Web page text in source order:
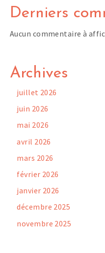
Derniers
Aucun commentaire à
Archives
juillet 2026
juin 2026
mai 2026
avril 2026
mars 2026
février 2026
janvier 2026
décembre 2025
novembre 2025